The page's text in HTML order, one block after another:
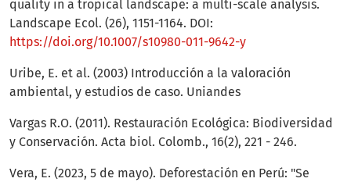
quality in a tropical landscape: a multi-scale analysis.
Landscape Ecol. (26), 1151-1164. DOI:
https://doi.org/10.1007/s10980-011-9642-y
Uribe, E. et al. (2003) Introducción a la valoración
ambiental, y estudios de caso. Uniandes
Vargas R.O. (2011). Restauración Ecológica: Biodiversidad
y Conservación. Acta biol. Colomb., 16(2), 221 - 246.
Vera, E. (2023, 5 de mayo). Deforestación en Perú: "Se